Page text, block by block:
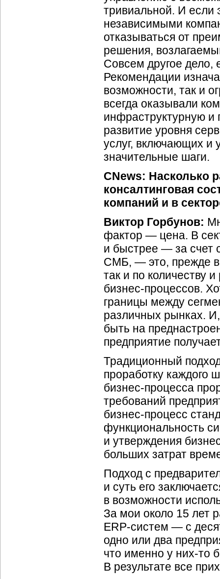
тривиальной. И если
независимыми
отказываться от
решения,
Совсем другое дело,
Рекомендации
возможности, так и
всегда оказывали
инфраструктурную
развитие уровня
услуг, включающих и
значительные шаги.
CNews: Насколько
консалтинговая
компаний и в
Виктор Горбунов:
фактор — цена. В
и быстрее — за счет
СМБ, — это, прежде
так и по количеству
бизнес-процессов.
границы между
различных рынках.
быть на
предприятие
Традиционный
проработку каждого
бизнес-процесса
требований
бизнес-процесс
функциональность
и утверждения
больших затрат
Подход с
и суть его
в возможности
За мои около 15 лет
ERP-систем — с
одно или два
что именно у них-то
В результате все